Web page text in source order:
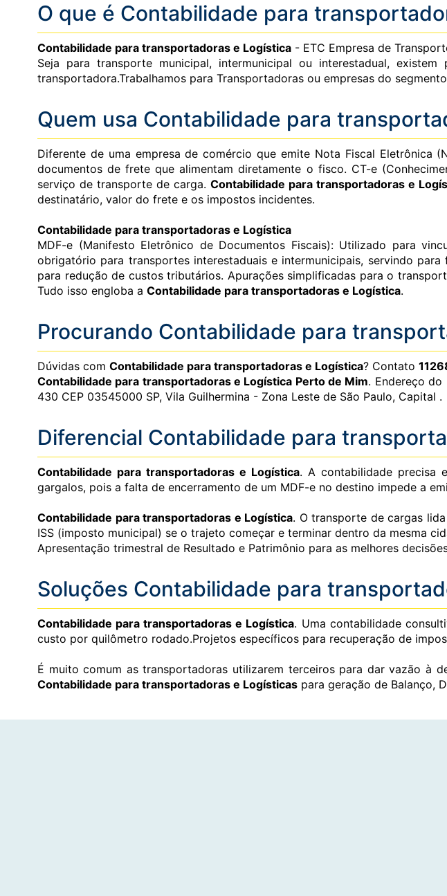
O que é Contabilidade para
Contabilidade para transportadoras e Logística - ETC Empresa de
Seja para transporte municipal, intermunicipal ou interestadual,
transportadora.Trabalhamos para Transportadoras ou empresas do
Quem usa Contabilidade para
Diferente de uma empresa de comércio que emite Nota Fiscal Eletrônica
documentos de frete que alimentam diretamente o fisco. CT-e
serviço de transporte de carga. Contabilidade para transportadoras e
destinatário, valor do frete e os impostos incidentes.
Contabilidade para transportadoras e Logística
MDF-e (Manifesto Eletrônico de Documentos Fiscais): Utilizado para
obrigatório para transportes interestaduais e intermunicipais, servindo
para redução de custos tributários. Apurações simplificadas para o
Tudo isso engloba a Contabilidade para transportadoras e Logística.
Procurando Contabilidade para
Dúvidas com Contabilidade para transportadoras e Logística? Contato
Contabilidade para transportadoras e Logística Perto de Mim. Endereço do
430 CEP 03545000 SP, Vila Guilhermina - Zona Leste de São Paulo, Capital .
Diferencial Contabilidade para
Contabilidade para transportadoras e Logística. A contabilidade precisa
gargalos, pois a falta de encerramento de um MDF-e no destino impede a
Contabilidade para transportadoras e Logística. O transporte de cargas
ISS (imposto municipal) se o trajeto começar e terminar dentro da mesma
Apresentação trimestral de Resultado e Patrimônio para as melhores
Soluções Contabilidade para
Contabilidade para transportadoras e Logística. Uma contabilidade
custo por quilômetro rodado.Projetos específicos para recuperação de
É muito comum as transportadoras utilizarem terceiros para dar vazão à
Contabilidade para transportadoras e Logísticas para geração de Balanço,